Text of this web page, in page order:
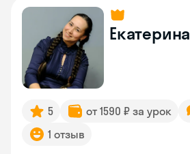
Екатерина
5 от 1590 ₽ за урок
1 отзыв